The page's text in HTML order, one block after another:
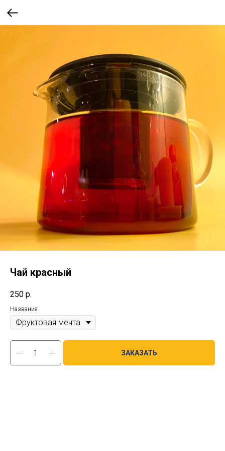
Чай красный
250 р.
Название
ЗАКАЗАТЬ